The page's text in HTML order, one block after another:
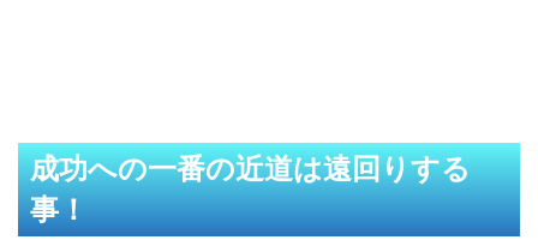
成功への一番の近道は遠回りする
事！